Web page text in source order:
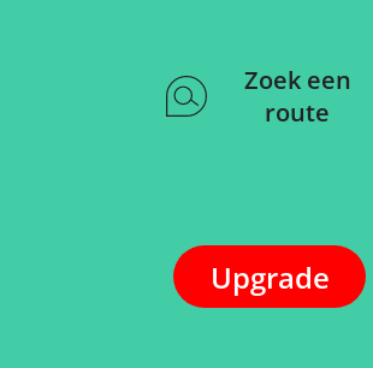
Zoek een
route
Upgrade